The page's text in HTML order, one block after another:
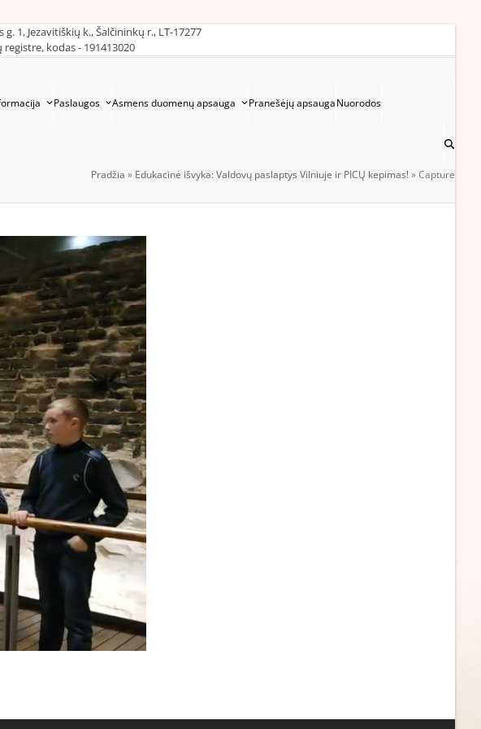
g. 1, Jezavitiškių k., Šalčininkų r., LT-17277
kodas - 191413020
Paslaugos Asmens duomenų apsauga Pranešėjų apsaugaNuorodos
Pradžia » Edukacinė išvyka: Valdovų paslaptys Vilniuje ir PICŲ kepimas!»Capture